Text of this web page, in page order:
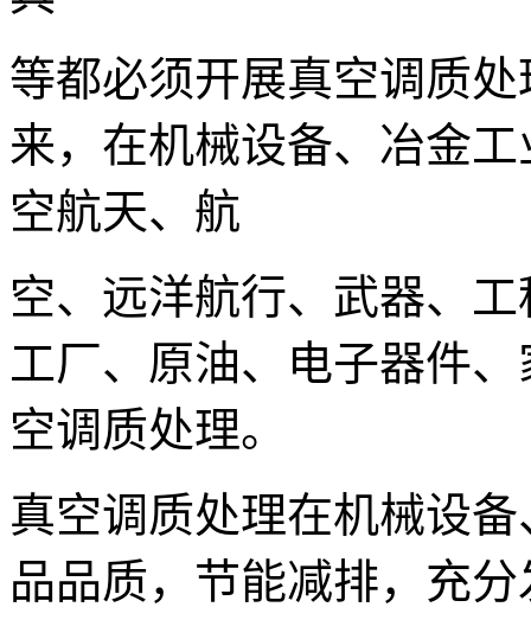
等都必须开展真空调质
来，在机械设备、冶金
空航天、航
空、远洋航行、武器、
工厂、原油、电子器件
空调质处理。
真空调质处理在机械设
品品质，节能减排，充